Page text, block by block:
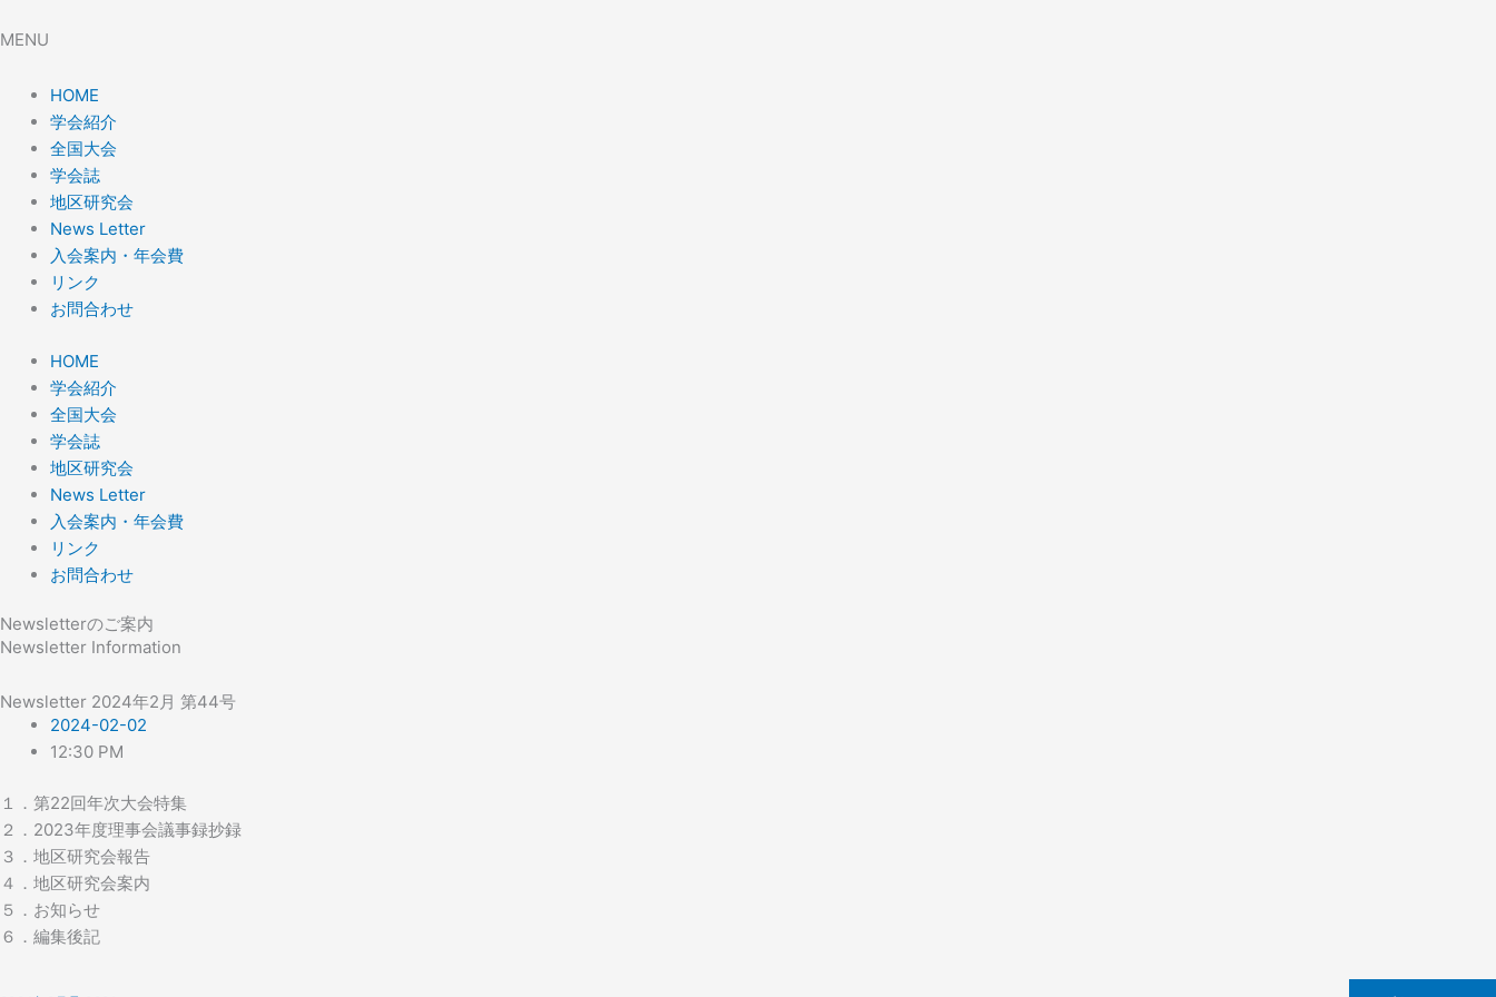
MENU
HOME
学会紹介
全国大会
学会誌
地区研究会
News Letter
入会案内・年会費
リンク
お問合わせ
HOME
学会紹介
全国大会
学会誌
地区研究会
News Letter
入会案内・年会費
リンク
お問合わせ
Newsletterのご案内
Newsletter Information
Newsletter 2024年2月 第44号
2024-02-02
12:30 PM
１．第22回年次大会特集
２．2023年度理事会議事録抄録
３．地区研究会報告
４．地区研究会案内
５．お知らせ
６．編集後記